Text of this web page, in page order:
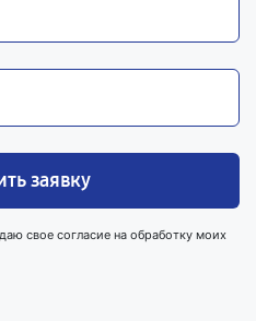
заявку
свое согласие на обработку моих